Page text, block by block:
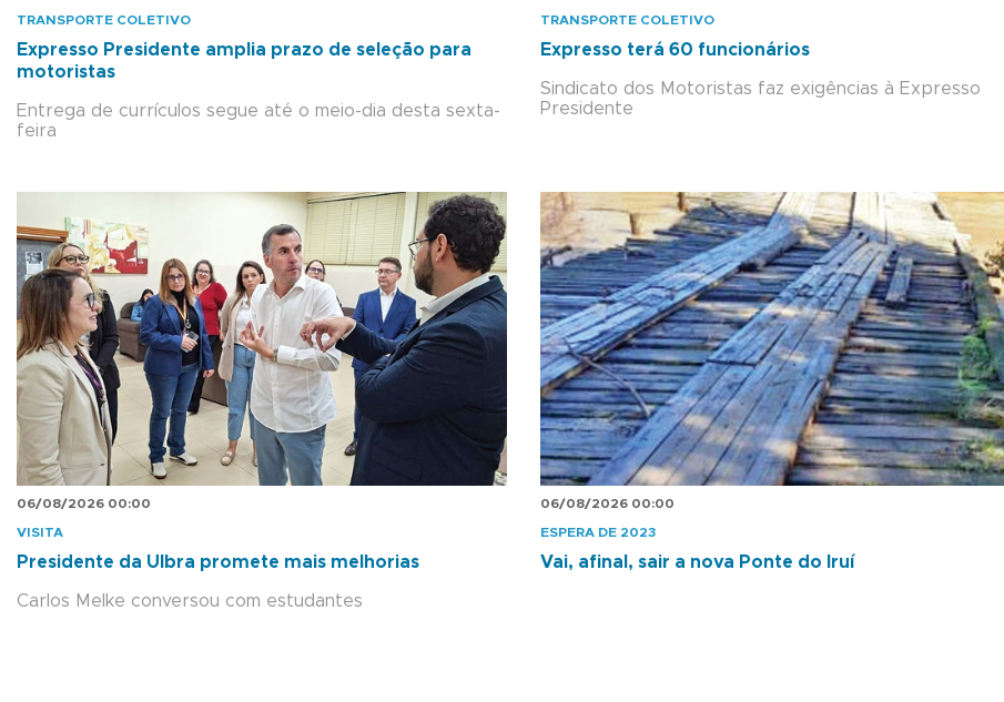
TRANSPORTE COLETIVO
Expresso Presidente amplia prazo de seleção para
motoristas
Entrega de currículos segue até o meio-dia desta sexta-
feira
TRANSPORTE COLETIVO
Expresso terá 60 funcionários
Sindicato dos Motoristas faz exigências à Expresso
Presidente
06/08/2026 00:00
VISITA
Presidente da Ulbra promete mais melhorias
Carlos Melke conversou com estudantes
06/08/2026 00:00
ESPERA DE 2023
Vai, afinal, sair a nova Ponte do Iruí